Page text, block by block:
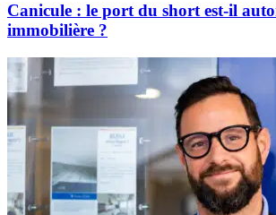
Canicule : le port du short est-il
immobilière ?